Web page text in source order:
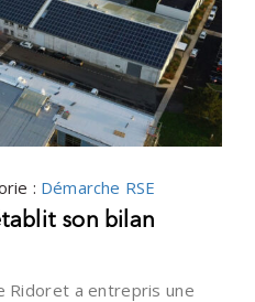
: Démarche RSE
son bilan
Ridoret a entrepris une